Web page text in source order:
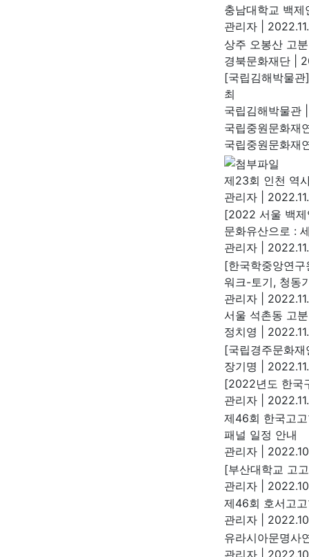
충남대학교 백
관리자
상주 오봉산 고
경북문화재단
[국립김해박물
최
국립김해박물관
국립중원문화재
국립중원문화재
제23회 인천 역
관리자
[2022 서울 백제
문화유산으로 :
관리자
[한국학중앙연
워크-토기, 청동
관리자
서울 석촌동 고
정치영
[국립경주문화
장기명
[2022년도 한국
관리자
제46회 한국고
패널 일정 안내
관리자
[부산대학교 고
관리자
제46회 호서고
관리자
유라시아문명사
관리자